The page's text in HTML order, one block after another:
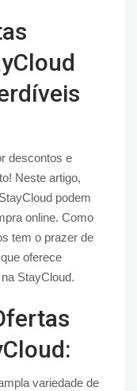
descontos e
Neste artigo,
podem
online. Como
tem o prazer de
oferece
StayCloud.
variedade de